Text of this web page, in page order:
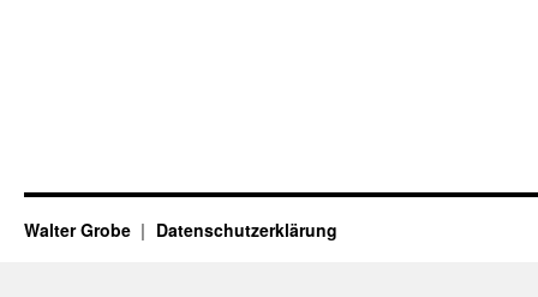
Walter Grobe Datenschutzerklärung